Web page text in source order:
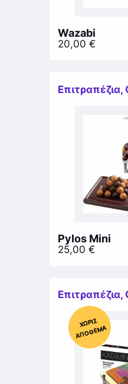
Wazabi
20,00 €
Επιτραπέζια,
Pylos Mini
25,00 €
Επιτραπέζια,
Χ
ΩΡΊΣ
Α
Π
Ό
ΘΕ
ΜΑ